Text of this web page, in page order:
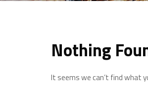
Nothing
It seems we can’t find what